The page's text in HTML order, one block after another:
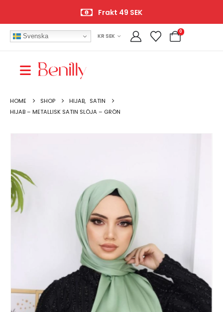
Frakt 49 SEK
Svenska KR SEK
0
HOME SHOP HIJAB, SATIN
HIJAB – METALLISK SATIN SLÖJA – GRÖN